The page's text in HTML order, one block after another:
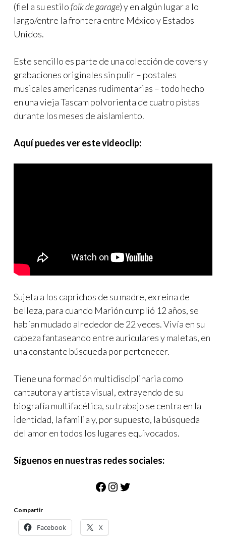
(fiel a su estilofolk de garage) y en algún lugar a lo
largo/entre la frontera entre México y Estados
Unidos.
Este sencillo es parte de una colección de covers y
grabaciones originales sin pulir – postales
musicales americanas rudimentarias – todo hecho
en una vieja Tascam polvorienta de cuatro pistas
durante los meses de aislamiento.
Aquí puedes ver este videoclip:
Sujeta a los caprichos de su madre, ex reina de
belleza, para cuando Marión cumplió 12 años, se
habían mudado alrededor de 22 veces. Vivía en su
cabeza fantaseando entre auriculares y maletas, en
una constante búsqueda por pertenecer.
Tiene una formación multidisciplinaria como
cantautora y artista visual, extrayendo de su
biografía multifacética, su trabajo se centra en la
identidad, la familia y, por supuesto, la búsqueda
del amor en todos los lugares equivocados.
Síguenos en nuestras redes sociales:
Facebook
Instagram
Twitter
Compartir
Facebook X